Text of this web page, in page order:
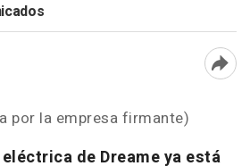
por la empresa firmante)
de Dreame ya está